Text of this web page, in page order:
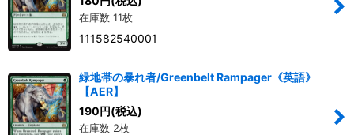
在庫数 11枚
111582540001
緑地帯の暴れ者/Greenbelt Rampager《英語》
【AER】
190円(税込)
在庫数 2枚